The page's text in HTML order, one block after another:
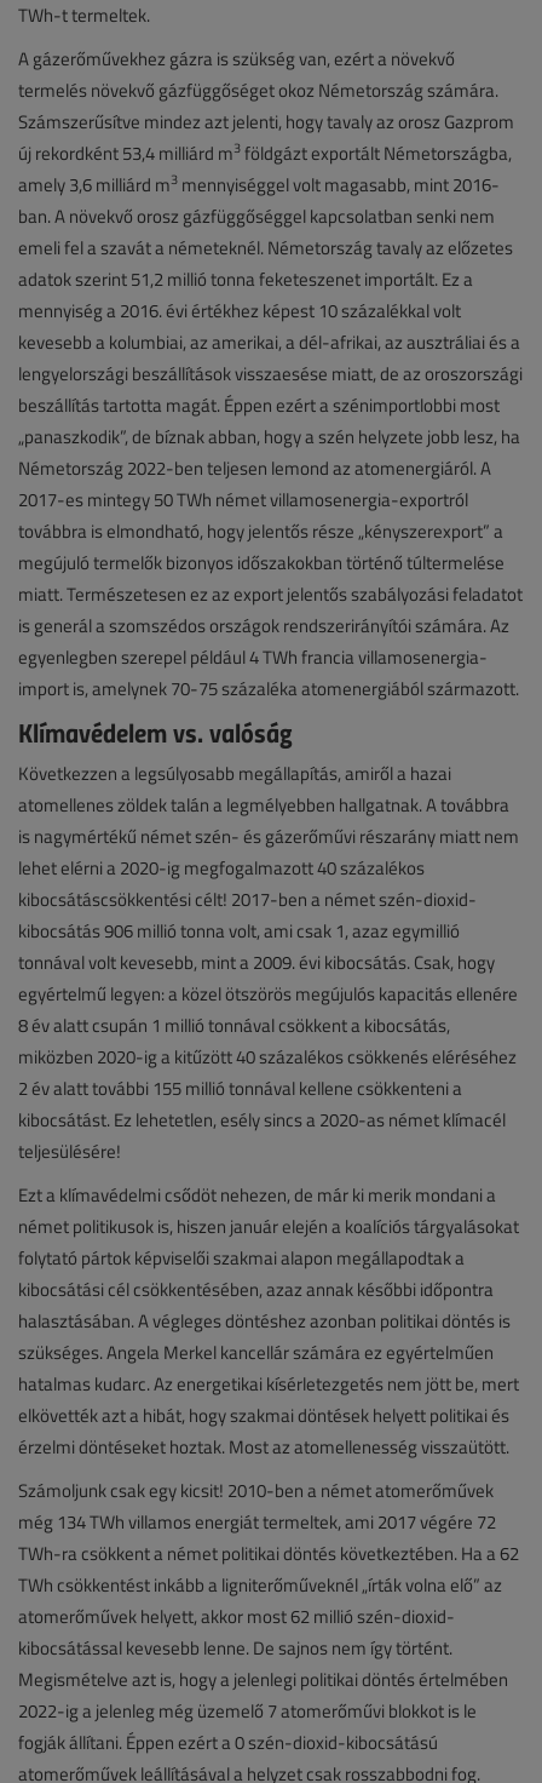
TWh-t termeltek.
A gázerőművekhez gázra is szükség van, ezért a növekvő
termelés növekvő gázfüggőséget okoz Németország számára.
Számszerűsítve mindez azt jelenti, hogy tavaly az orosz Gazprom
új rekordként 53,4 milliárd m3 földgázt exportált Németországba,
amely 3,6 milliárd m3 mennyiséggel volt magasabb, mint 2016-
ban. A növekvő orosz gázfüggőséggel kapcsolatban senki nem
emeli fel a szavát a németeknél. Németország tavaly az előzetes
adatok szerint 51,2 millió tonna feketeszenet importált. Ez a
mennyiség a 2016. évi értékhez képest 10 százalékkal volt
kevesebb a kolumbiai, az amerikai, a dél-afrikai, az ausztráliai és a
lengyelországi beszállítások visszaesése miatt, de az oroszországi
beszállítás tartotta magát. Éppen ezért a szénimportlobbi most
„panaszkodik”, de bíznak abban, hogy a szén helyzete jobb lesz, ha
Németország 2022-ben teljesen lemond az atomenergiáról. A
2017-es mintegy 50 TWh német villamosenergia-exportról
továbbra is elmondható, hogy jelentős része „kényszerexport” a
megújuló termelők bizonyos időszakokban történő túltermelése
miatt. Természetesen ez az export jelentős szabályozási feladatot
is generál a szomszédos országok rendszerirányítói számára. Az
egyenlegben szerepel például 4 TWh francia villamosenergia-
import is, amelynek 70-75 százaléka atomenergiából származott.
Klímavédelem vs. valóság
Következzen a legsúlyosabb megállapítás, amiről a hazai
atomellenes zöldek talán a legmélyebben hallgatnak. A továbbra
is nagymértékű német szén- és gázerőművi részarány miatt nem
lehet elérni a 2020-ig megfogalmazott 40 százalékos
kibocsátáscsökkentési célt! 2017-ben a német szén-dioxid-
kibocsátás 906 millió tonna volt, ami csak 1, azaz egymillió
tonnával volt kevesebb, mint a 2009. évi kibocsátás. Csak, hogy
egyértelmű legyen: a közel ötszörös megújulós kapacitás ellenére
8 év alatt csupán 1 millió tonnával csökkent a kibocsátás,
miközben 2020-ig a kitűzött 40 százalékos csökkenés eléréséhez
2 év alatt további 155 millió tonnával kellene csökkenteni a
kibocsátást. Ez lehetetlen, esély sincs a 2020-as német klímacél
teljesülésére!
Ezt a klímavédelmi csődöt nehezen, de már ki merik mondani a
német politikusok is, hiszen január elején a koalíciós tárgyalásokat
folytató pártok képviselői szakmai alapon megállapodtak a
kibocsátási cél csökkentésében, azaz annak későbbi időpontra
halasztásában. A végleges döntéshez azonban politikai döntés is
szükséges. Angela Merkel kancellár számára ez egyértelműen
hatalmas kudarc. Az energetikai kísérletezgetés nem jött be, mert
elkövették azt a hibát, hogy szakmai döntések helyett politikai és
érzelmi döntéseket hoztak. Most az atomellenesség visszaütött.
Számoljunk csak egy kicsit! 2010-ben a német atomerőművek
még 134 TWh villamos energiát termeltek, ami 2017 végére 72
TWh-ra csökkent a német politikai döntés következtében. Ha a 62
TWh csökkentést inkább a ligniterőműveknél „írták volna elő” az
atomerőművek helyett, akkor most 62 millió szén-dioxid-
kibocsátással kevesebb lenne. De sajnos nem így történt.
Megismételve azt is, hogy a jelenlegi politikai döntés értelmében
2022-ig a jelenleg még üzemelő 7 atomerőművi blokkot is le
fogják állítani. Éppen ezért a 0 szén-dioxid-kibocsátású
atomerőművek leállításával a helyzet csak rosszabbodni fog.